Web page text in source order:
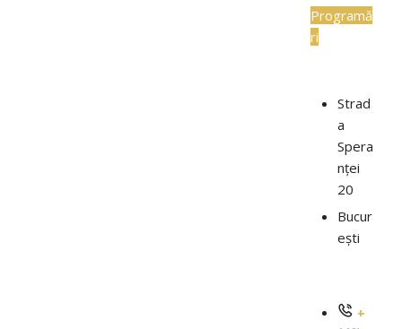
Programă
ri
Strad
a
Spera
nței
20
Bucur
ești
+